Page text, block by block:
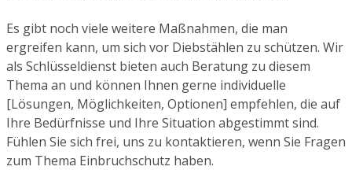
Es gibt noch viele weitere Maßnahmen, die man
ergreifen kann, um sich vor Diebstählen zu schützen. Wir
als Schlüsseldienst bieten auch Beratung zu diesem
Thema an und können Ihnen gerne individuelle
[Lösungen, Möglichkeiten, Optionen] empfehlen, die auf
Ihre Bedürfnisse und Ihre Situation abgestimmt sind.
Fühlen Sie sich frei, uns zu kontaktieren, wenn Sie Fragen
zum Thema Einbruchschutz haben.